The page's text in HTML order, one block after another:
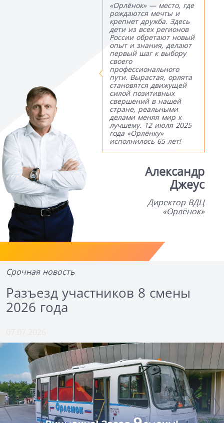
«Орлёнок» — место, где
рождаются мечты и
крепнет дружба. Здесь
дети из всех регионов
России обретают новый
опыт и знания, делают
первый шаг к выбору
своего
профессионального
пути. Вырастая, орлята
становятся движущей
силой позитивных
свершений в нашей
стране, реальными
делами меняя мир к
лучшему. 12 июля 2025
года «Орлёнку»
исполнилось 65 лет!
Александр
Джеус
Директор ВДЦ
«Орлёнок»
Срочная новость
Разъезд участников 8 смены
2026 года